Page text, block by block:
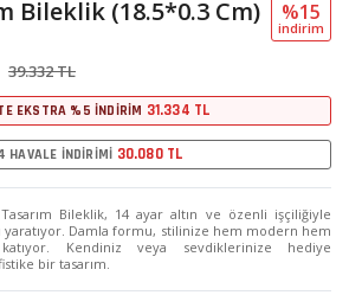
Bileklik (18.5*0.3 Cm)
39.332 TL
%15
i̇ndi̇ri̇m
EKSTRA %5 İNDİRİM 31.334 TL
HAVALE İNDİRİMİ 30.080 TL
Bileklik, 14 ayar altın ve özenli işçiliğiyle
yaratıyor. Damla formu, stilinize hem modern hem
Kendiniz veya sevdiklerinize hediye
bir tasarım.